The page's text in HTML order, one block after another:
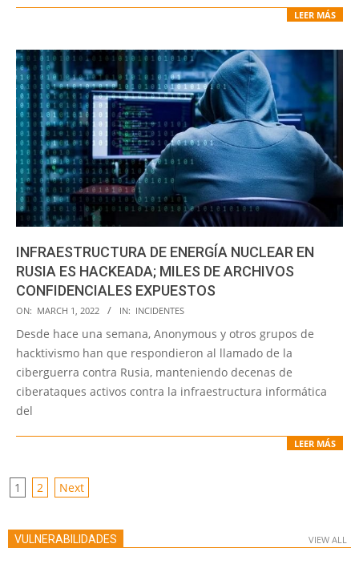
LEER MÁS
INFRAESTRUCTURA DE ENERGÍA NUCLEAR EN
RUSIA ES HACKEADA; MILES DE ARCHIVOS
CONFIDENCIALES EXPUESTOS
2022-
03-
01
ON: MARCH 1, 2022 IN: INCIDENTES
Desde hace una semana, Anonymous y otros grupos de
hacktivismo han que respondieron al llamado de la
ciberguerra contra Rusia, manteniendo decenas de
ciberataques activos contra la infraestructura informática
del
LEER MÁS
POSTS
1 2 Next
VULNERABILIDADES VIEW ALL